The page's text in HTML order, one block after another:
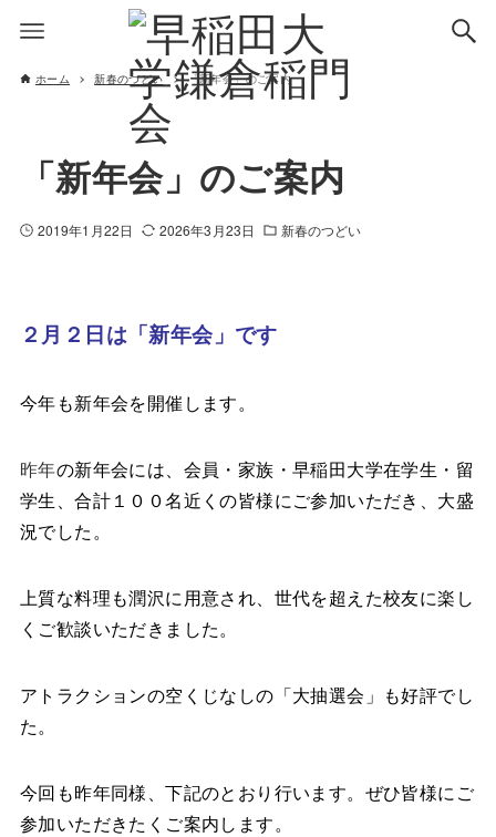
ホーム 新春のつどい 「新年会」のご案内
「新年会」のご案内
2019年1月22日 2026年3月23日 新春のつどい
２月２日は「新年会」です
今年も新年会を開催します。
昨年の新年会には、会員・家族・早稲田大学在学生・留
学生、合計１００名近くの皆様にご参加いただき、大盛
況でした。
上質な料理も潤沢に用意され、世代を超えた校友に楽し
くご歓談いただきました。
アトラクションの空くじなしの「大抽選会」も好評でし
た。
今回も昨年同様、下記のとおり行います。ぜひ皆様にご
参加いただきたくご案内します。